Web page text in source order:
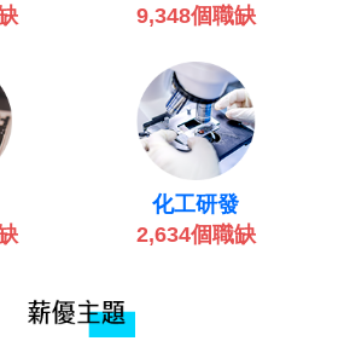
9,348個職缺
化工研發
2,634個職缺